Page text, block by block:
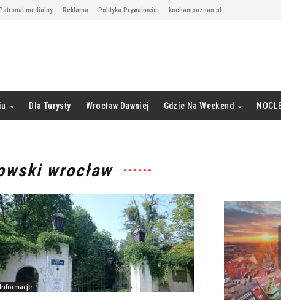
medialny Reklama Polityka Prywatności kochampoznan.pl
Dla Turysty Wrocław Dawniej Gdzie Na Weekend
wrocław
Informacje